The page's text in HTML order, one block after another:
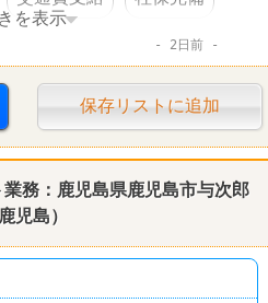
転勤なし
を表示
2日前
保存リストに追加
務： 鹿児島県鹿児島市与次郎
鹿児島）